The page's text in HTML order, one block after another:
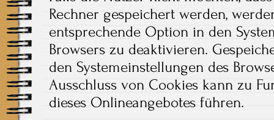
Rechner gespeichert werden,
entsprechende Option in den
Browsers zu deaktivieren.
den Systemeinstellungen des
Ausschluss von Cookies kann zu
dieses Onlineangebotes führen.